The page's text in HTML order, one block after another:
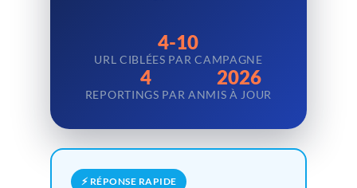
4-10
URL CIBLÉES PAR CAMPAGNE
4
REPORTINGS PAR AN
2026
MIS À JOUR
⚡ RÉPONSE RAPIDE